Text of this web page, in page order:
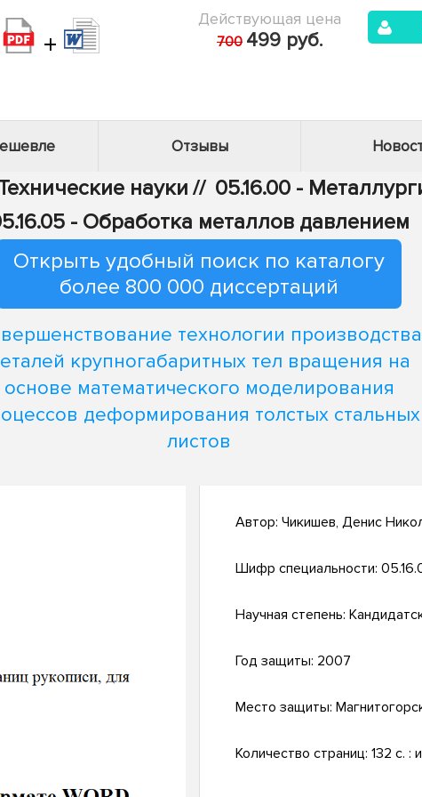
+
Действующая цена
700 499 руб.
Отзывы
науки // 05.16.00 -
- Обработка металлов давлением
Открыть удобный поиск по каталогу
более 800 000 диссертаций
технологии производства
крупногабаритных тел вращения на
основе математического моделирования
деформирования толстых стальных
листов
Автор: Чикишев, Денис
Шифр специальности:
Научная степень:
Год защиты: 2007
Место защиты:
Количество страниц: 132 с. :